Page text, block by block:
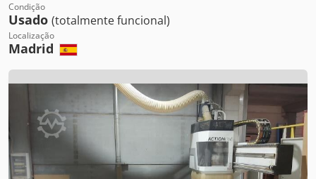
Condição
Usado (totalmente funcional)
Localização
Madrid